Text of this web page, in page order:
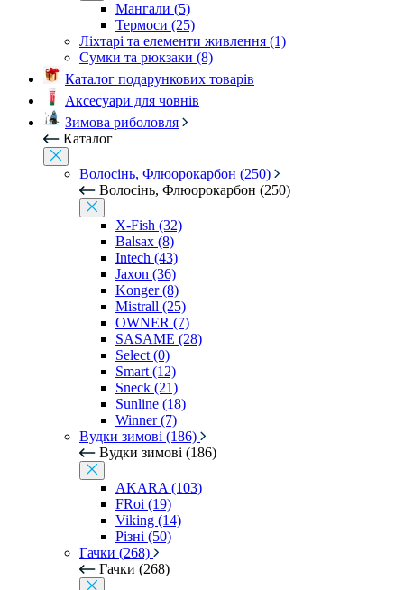
Мангали (5)
Термоси (25)
Ліхтарі та елементи живлення (1)
Сумки та рюкзаки (8)
Каталог подарункових товарів
Аксесуари для човнів
Зимова риболовля
Каталог
Волосінь, Флюорокарбон (250)
Волосінь, Флюорокарбон (250)
X-Fish (32)
Balsax (8)
Intech (43)
Jaxon (36)
Konger (8)
Mistrall (25)
OWNER (7)
SASAME (28)
Select (0)
Smart (12)
Sneck (21)
Sunline (18)
Winner (7)
Вудки зимові (186)
Вудки зимові (186)
AKARA (103)
FRoi (19)
Viking (14)
Різні (50)
Гачки (268)
Гачки (268)